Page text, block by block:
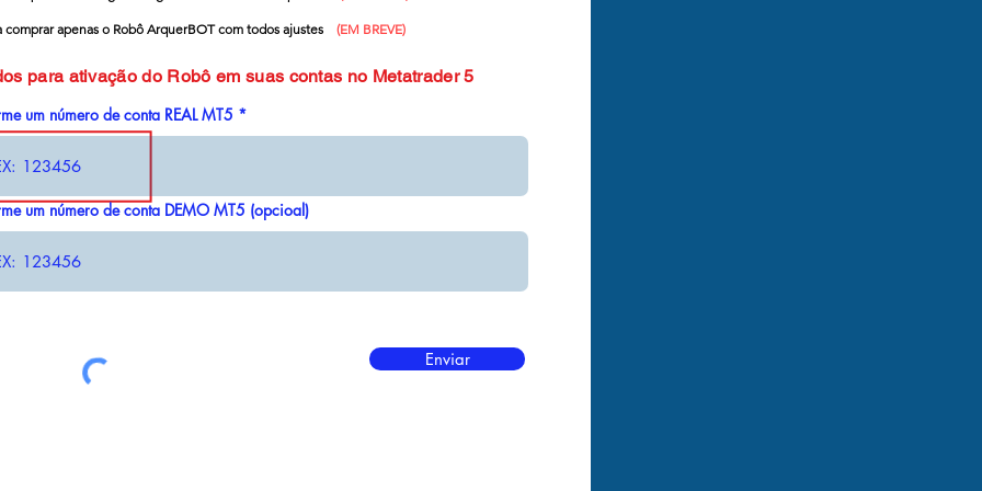
um número de conta DEMO MT5 (opcioal)
para ativação do Robô em suas contas no Metatrader 5
um número de conta REAL MT5
comprar apenas o Robô ArquerBOT com todos ajustes (EM BREVE)
Enviar